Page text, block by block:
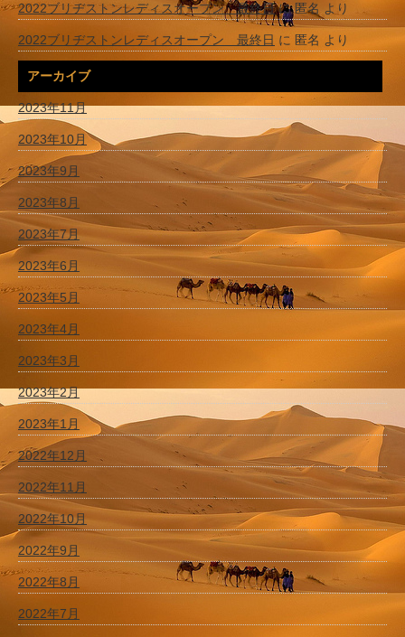
2022ブリヂストンレディスオープン 最終日に匿名 より
2022ブリヂストンレディスオープン 最終日 に 匿名 より
アーカイブ
2023年11月
2023年10月
2023年9月
2023年8月
2023年7月
2023年6月
2023年5月
2023年4月
2023年3月
2023年2月
2023年1月
2022年12月
2022年11月
2022年10月
2022年9月
2022年8月
2022年7月